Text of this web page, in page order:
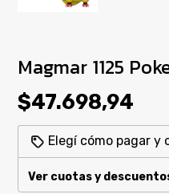
Magmar 1125
$47.698,94
Elegí cómo pagar y
Ver cuotas y